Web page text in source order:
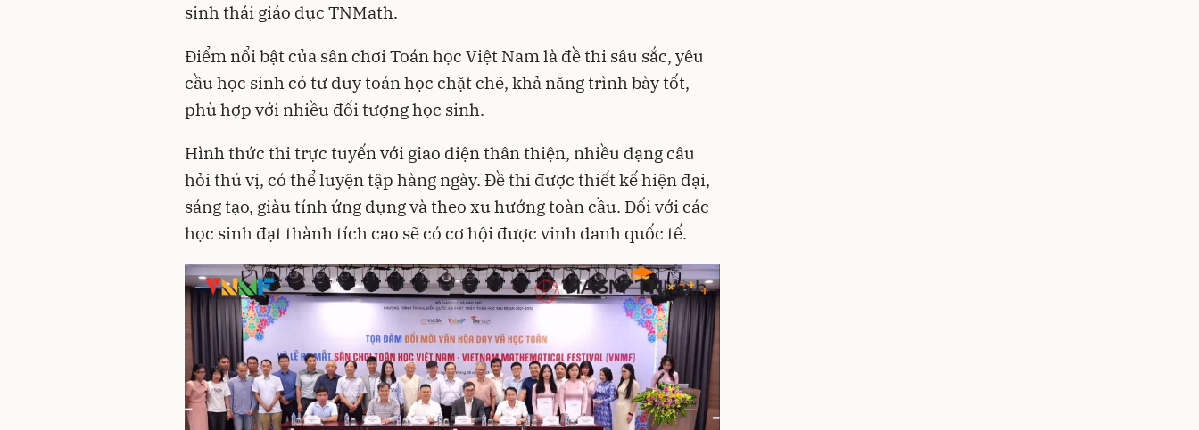
sinh thái giáo dục TNMath.
Điểm nổi bật của sân chơi Toán học Việt Nam là đề thi sâu sắc, yêu
cầu học sinh có tư duy toán học chặt chẽ, khả năng trình bày tốt,
phù hợp với nhiều đối tượng học sinh.
Hình thức thi trực tuyến với giao diện thân thiện, nhiều dạng câu
hỏi thú vị, có thể luyện tập hàng ngày. Đề thi được thiết kế hiện đại,
sáng tạo, giàu tính ứng dụng và theo xu hướng toàn cầu. Đối với các
học sinh đạt thành tích cao sẽ có cơ hội được vinh danh quốc tế.